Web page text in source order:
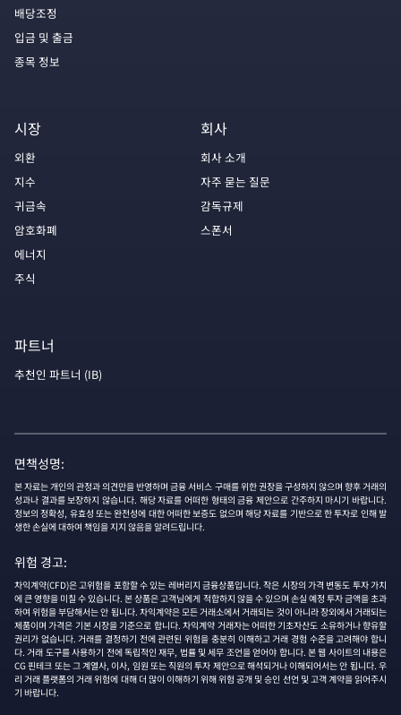
배당조정
입금 및 출금
종목 정보
시장
외환
지수
귀금속
암호화폐
에너지
주식
회사
회사 소개
자주 묻는 질문
감독규제
스폰서
파트너
추천인 파트너 (IB)
면책성명:
본 자료는 개인의 관정과 의견만을 반영하며 금융 서비스 구매를 위한 권장을 구성하지 않으며 향후 거래의
성과나 결과를 보장하지 않습니다. 해당 자료를 어떠한 형태의 금융 제안으로 간주하지 마시기 바랍니다.
정보의 정확성, 유효성 또는 완전성에 대한 어떠한 보증도 없으며 해당 자료를 기반으로 한 투자로 인해 발
생한 손실에 대하여 책임을 지지 않음을 알려드립니다.
위험 경고:
차익계약(CFD)은 고위험을 포함할 수 있는 레버리지 금융상품입니다. 작은 시장의 가격 변동도 투자 가치
에 큰 영향을 미칠 수 있습니다. 본 상품은 고객님에게 적합하지 않을 수 있으며 손실 예정 투자 금액을 초과
하여 위험을 부담해서는 안 됩니다. 차익계약은 모든 거래소에서 거래되는 것이 아니라 장외에서 거래되는
제품이며 가격은 기본 시장을 기준으로 합니다. 차익계약 거래자는 어떠한 기초자산도 소유하거나 향유할
권리가 없습니다. 거래를 결정하기 전에 관련된 위험을 충분히 이해하고 거래 경험 수준을 고려해야 합니
다. 거래 도구를 사용하기 전에 독립적인 재무, 법률 및 세무 조언을 얻어야 합니다. 본 웹 사이트의 내용은
CG 핀테크 또는 그 계열사, 이사, 임원 또는 직원의 투자 제안으로 해석되거나 이해되어서는 안 됩니다. 우
리 거래 플랫폼의 거래 위험에 대해 더 많이 이해하기 위해 위험 공개 및 승인 선언 및 고객 계약을 읽어주시
기 바랍니다.